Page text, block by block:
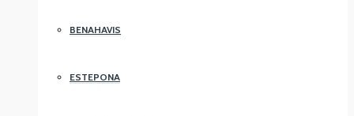
BENAHAVIS
ESTEPONA